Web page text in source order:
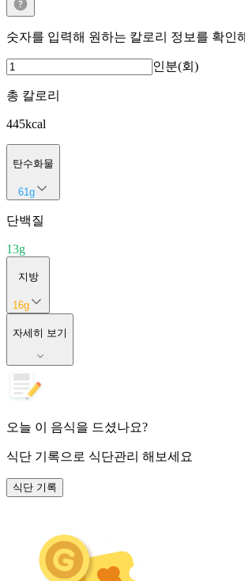
숫자를 입력해 원하는 칼로리 정보를 확인
인분(회)
총 칼로리
445kcal
탄수화물
61g
단백질
13g
지방
16g
자세히 보기
오늘 이 음식을 드셨나요?
식단 기록으로 식단관리 해보세요
식단 기록